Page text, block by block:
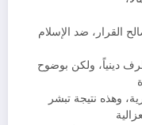
القرار، ضد الإسلام
دينياً، ولكن بوضوح
وهذه نتيجة تبشر